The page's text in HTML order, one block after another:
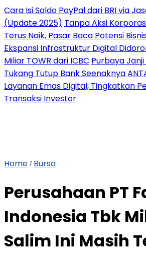
Cara Isi Saldo PayPal dari BRI via
(Update 2025) Tanpa Aksi
Terus Naik, Pasar Baca Potensi
Ekspansi Infrastruktur Digital
Miliar TOWR dari ICBC Purbaya Janji
Tukang Tutup Bank Seenaknya
Layanan Emas Digital, Tingkatkan
Transaksi Investor
Home / Bursa
Perusahaan PT
Indonesia Tbk
Salim Ini Masih